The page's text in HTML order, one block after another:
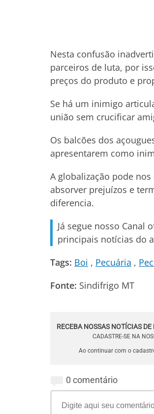
Nesta confusão
parceiros de luta, por
preços do produto e
Se há um inimigo
união sem crucificar
Os balcões dos
apresentarem como
A globalização pode
absorver prejuízos e
diferencia.
Já segue nosso Canal
principais notícias do
Tags: Boi Pecuária
Fonte: Sindifrigo MT
RECEBA NOSSAS NOTÍCIAS
CADASTRE-SE NA
Ao continuar com o
0 comentário